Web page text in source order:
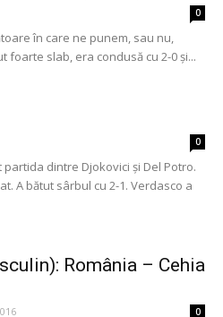
0
în care ne punem, sau nu,
foarte slab, era condusă cu 2-0 și...
0
partida dintre Djokovici și Del Potro.
A bătut sârbul cu 2-1. Verdasco a
România – Cehia
0